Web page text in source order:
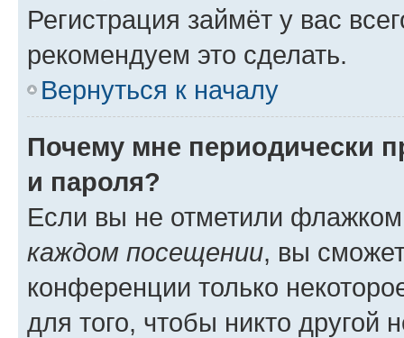
Регистрация займёт у вас
рекомендуем это сделать.
Вернуться к началу
Почему мне периодически
и пароля?
Если вы не отметили
каждом посещении, вы
конференции только
для того, чтобы никто другой